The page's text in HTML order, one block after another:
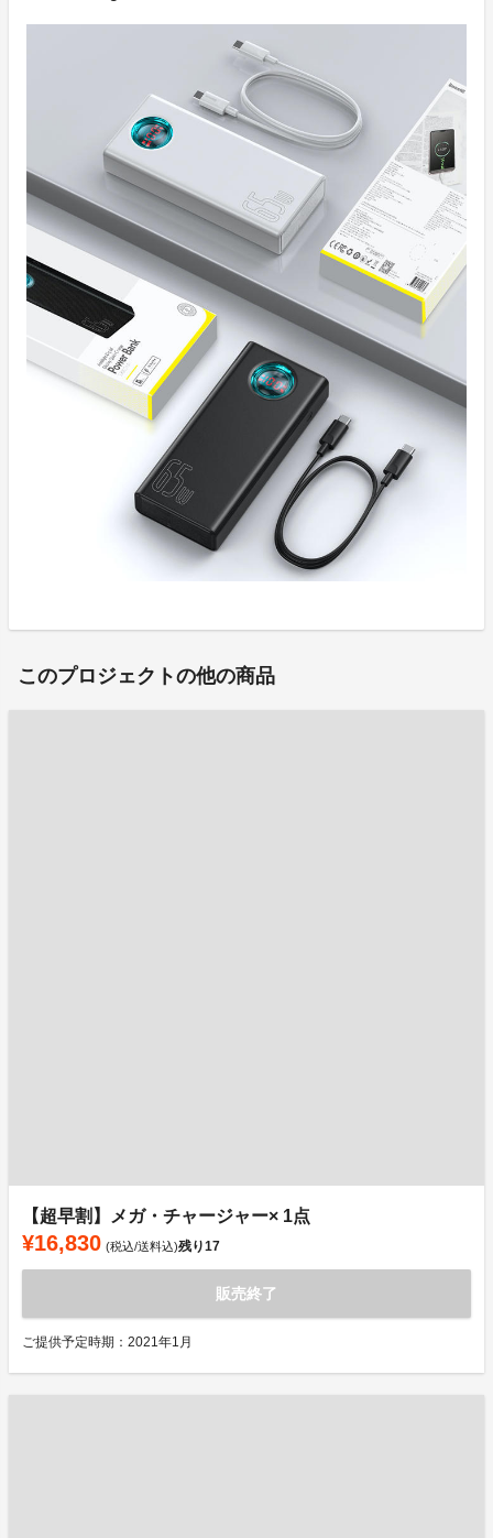
このプロジェクトの他の商品
【超早割】メガ・チャージャー× 1点
¥16,830 (税込/送料込)残り17
販売終了
ご提供予定時期：2021年1月